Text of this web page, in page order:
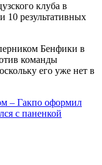
клуба в
10 результативных
Бенфики в
команды
его уже нет в
– Гакпо оформил
с паненкой